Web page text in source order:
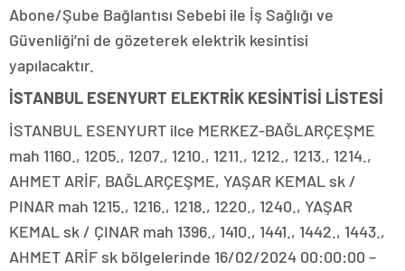
Abone/Şube Bağlantısı Sebebi ile İş Sağlığı ve
Güvenliği’ni de gözeterek elektrik kesintisi
yapılacaktır.
İSTANBUL ESENYURT ELEKTRİK KESİNTİSİ LİSTESİ
İSTANBUL ESENYURT ilce MERKEZ-BAĞLARÇEŞME
mah 1160., 1205., 1207., 1210., 1211., 1212., 1213., 1214.,
AHMET ARİF, BAĞLARÇEŞME, YAŞAR KEMAL sk /
PINAR mah 1215., 1216., 1218., 1220., 1240., YAŞAR
KEMAL sk / ÇINAR mah 1396., 1410., 1441., 1442., 1443.,
AHMET ARİF sk bölgelerinde 16/02/2024 00:00:00 –